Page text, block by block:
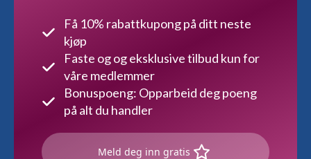
Få 10% rabattkupong på ditt neste
kjøp
Faste og og eksklusive tilbud kun for
våre medlemmer
Bonuspoeng: Opparbeid deg poeng
på alt du handler
Meld deg inn gratis